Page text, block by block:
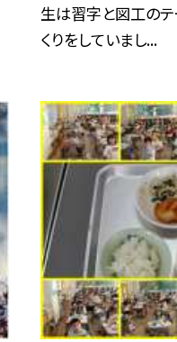
生は習字と図工のテ
くりをしていまし...